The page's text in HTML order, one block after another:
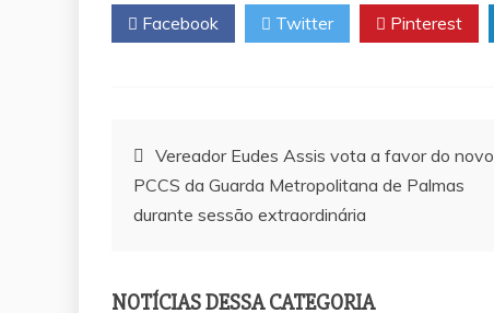
Facebook Twitter Pinterest
Navegação
de
Vereador Eudes Assis vota a favor do novo
PCCS da Guarda Metropolitana de Palmas
durante sessão extraordinária
NOTÍCIAS DESSA CATEGORIA